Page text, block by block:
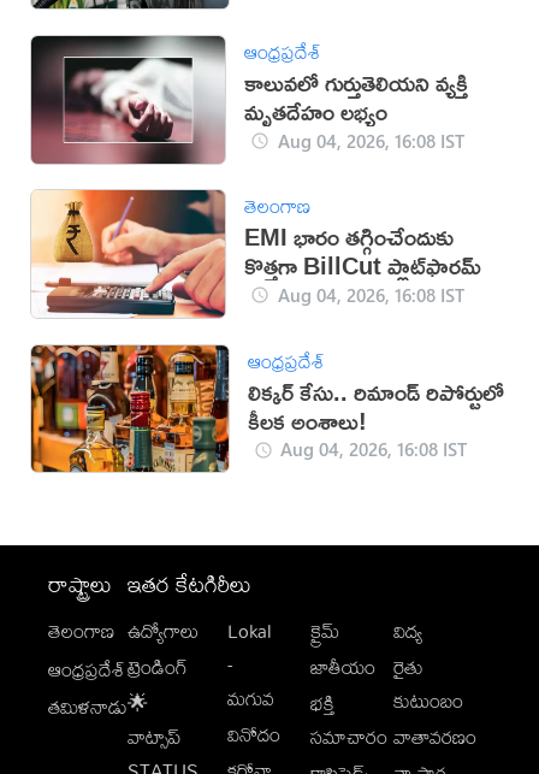
ఆంధ్రప్రదేశ్
కాలువలో గుర్తుతెలియని వ్యక్తి
మృతదేహం లభ్యం
Aug 04, 2026, 16:08 IST
తెలంగాణ
EMI భారం తగ్గించేందుకు
కొత్తగా BillCut ప్లాట్‌ఫారమ్
Aug 04, 2026, 16:08 IST
ఆంధ్రప్రదేశ్
లిక్కర్ కేసు.. రిమాండ్​ రిపోర్టులో
కీలక అంశాలు!
Aug 04, 2026, 16:08 IST
రాష్ట్రాలు
తెలంగాణ
ఆంధ్రప్రదేశ్
తమిళనాడు
ఇతర కేటగిరీలు
ఉద్యోగాలు
ట్రెండింగ్
🌟
వాట్సాప్
Lokal
-
మగువ
వినోదం
క్రైమ్
జాతీయం
భక్తి
సమాచారం
విద్య
రైతు
కుటుంబం
వాతావరణం